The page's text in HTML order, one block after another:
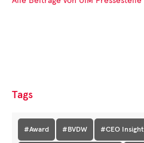
Tags
#Award #BVDW #CEO Insight